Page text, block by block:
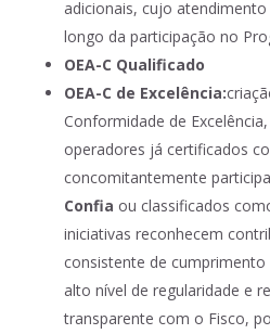
adicionais, cujo
longo da participação no
OEA-C Qualificado
OEA-C de Excelência:
Conformidade de
operadores já certificados
concomitantemente
Confia ou classificados
iniciativas reconhecem
consistente de
alto nível de regularidade e
transparente com o Fisco,